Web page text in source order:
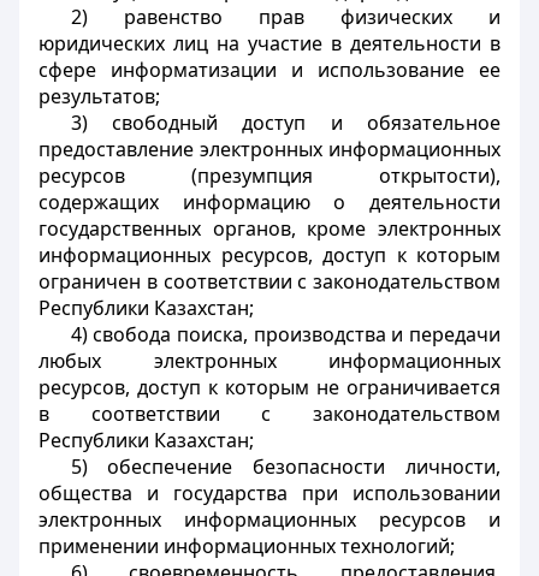
2) равенство прав физических и
юридических лиц на участие в деятельности в
сфере информатизации и использование ее
результатов;
3) свободный доступ и обязательное
предоставление электронных информационных
ресурсов (презумпция открытости),
содержащих информацию о деятельности
государственных органов, кроме электронных
информационных ресурсов, доступ к которым
ограничен в соответствии с законодательством
Республики Казахстан;
4) свобода поиска, производства и передачи
любых электронных информационных
ресурсов, доступ к которым не ограничивается
в соответствии с законодательством
Республики Казахстан;
5) обеспечение безопасности личности,
общества и государства при использовании
электронных информационных ресурсов и
применении информационных технологий;